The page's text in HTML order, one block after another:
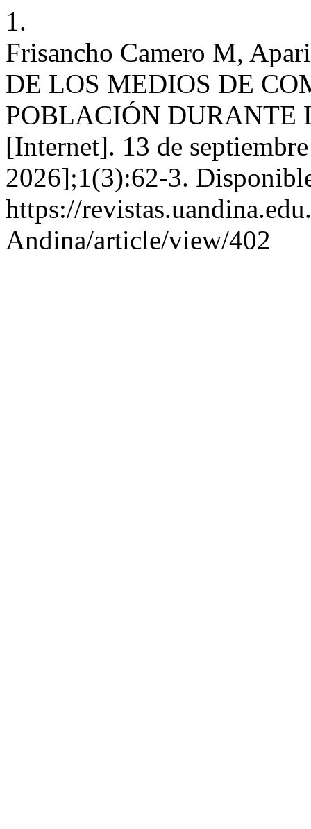
1.
Frisancho Camero M,
DE LOS MEDIOS DE
POBLACIÓN DURANTE
[Internet]. 13 de
2026];1(3):62-3.
https://
Andina/article/view/402